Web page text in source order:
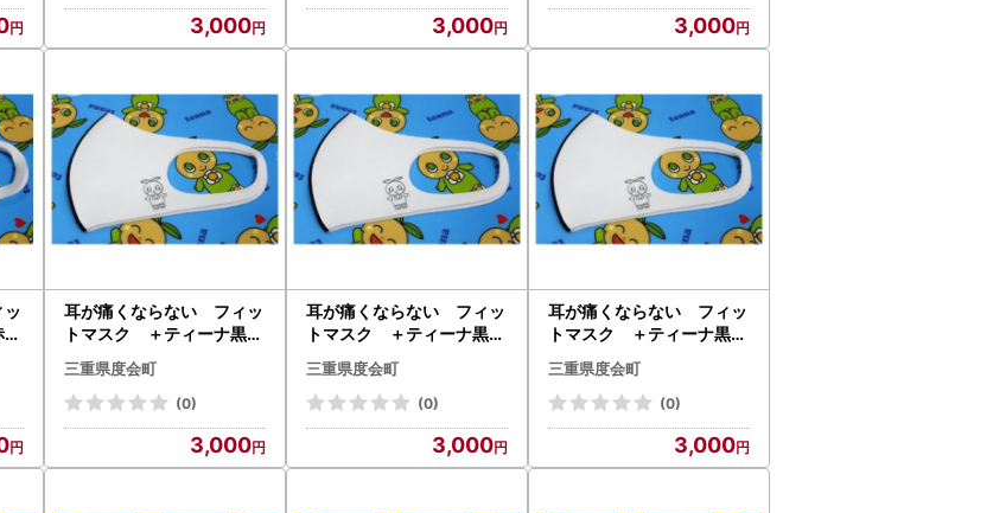
3,000
摩
3,000
摩
3,000
耳が痛くならない フィッ
トマスク ＋ティーナ黒色
ライン入り Sサイズ 2
枚セット／ネイション産業
三重県 度会町 伊勢志
摩
三重県度会町
(0)
3,000
耳が痛くならない フィッ
トマスク ＋ティーナ黒色
ライン入り Mサイズ 2
枚セット／ネイション産業
三重県 度会町 伊勢志
摩
三重県度会町
(0)
3,000
耳が痛くならない フィッ
トマスク ＋ティーナ黒色
ライン入り Lサイズ 2
枚セット／ネイション産業
三重県 度会町 伊勢志
摩
三重県度会町
(0)
3,000